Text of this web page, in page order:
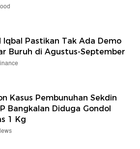
Iqbal Pastikan Tak Ada Demo
Buruh di Agustus-September
Kasus Pembunuhan Sekdin
Bangkalan Diduga Gondol
1 Kg